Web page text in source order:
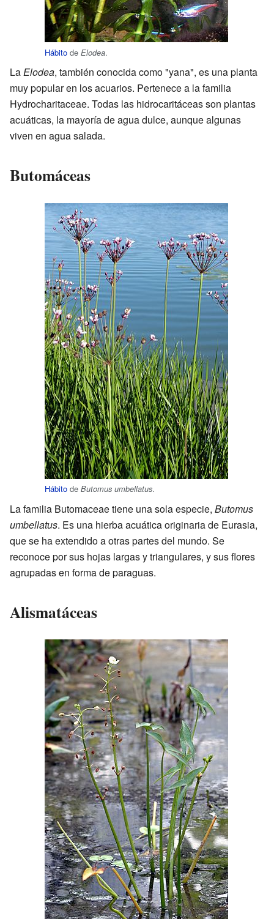
Hábito de Elodea.
LaElodea, también conocida como "yana", es una planta
muy popular en los acuarios. Pertenece a la familia
Hydrocharitaceae. Todas las hidrocaritáceas son plantas
acuáticas, la mayoría de agua dulce, aunque algunas
viven en agua salada.
Butomáceas
Hábito de Butomus umbellatus.
La familia Butomaceae tiene una sola especie, Butomus
umbellatus. Es una hierba acuática originaria de Eurasia,
que se ha extendido a otras partes del mundo. Se
reconoce por sus hojas largas y triangulares, y sus flores
agrupadas en forma de paraguas.
Alismatáceas